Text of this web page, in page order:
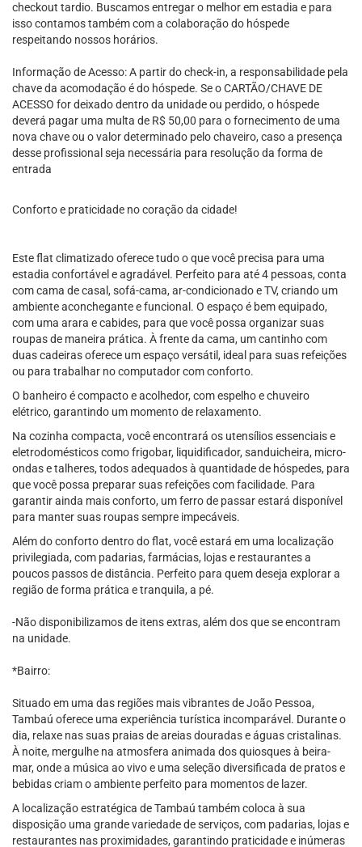
checkout tardio. Buscamos entregar o melhor em estadia e para
isso contamos também com a colaboração do hóspede
respeitando nossos horários.
Informação de Acesso: A partir do check-in, a responsabilidade pela
chave da acomodação é do hóspede. Se o CARTÃO/CHAVE DE
ACESSO for deixado dentro da unidade ou perdido, o hóspede
deverá pagar uma multa de R$ 50,00 para o fornecimento de uma
nova chave ou o valor determinado pelo chaveiro, caso a presença
desse profissional seja necessária para resolução da forma de
entrada
Conforto e praticidade no coração da cidade!
Este flat climatizado oferece tudo o que você precisa para uma
estadia confortável e agradável. Perfeito para até 4 pessoas, conta
com cama de casal, sofá-cama, ar-condicionado e TV, criando um
ambiente aconchegante e funcional. O espaço é bem equipado,
com uma arara e cabides, para que você possa organizar suas
roupas de maneira prática. À frente da cama, um cantinho com
duas cadeiras oferece um espaço versátil, ideal para suas refeições
ou para trabalhar no computador com conforto.
O banheiro é compacto e acolhedor, com espelho e chuveiro
elétrico, garantindo um momento de relaxamento.
Na cozinha compacta, você encontrará os utensílios essenciais e
eletrodomésticos como frigobar, liquidificador, sanduicheira, micro-
ondas e talheres, todos adequados à quantidade de hóspedes, para
que você possa preparar suas refeições com facilidade. Para
garantir ainda mais conforto, um ferro de passar estará disponível
para manter suas roupas sempre impecáveis.
Além do conforto dentro do flat, você estará em uma localização
privilegiada, com padarias, farmácias, lojas e restaurantes a
poucos passos de distância. Perfeito para quem deseja explorar a
região de forma prática e tranquila, a pé.
-Não disponibilizamos de itens extras, além dos que se encontram
na unidade.
*Bairro:
Situado em uma das regiões mais vibrantes de João Pessoa,
Tambaú oferece uma experiência turística incomparável. Durante o
dia, relaxe nas suas praias de areias douradas e águas cristalinas.
À noite, mergulhe na atmosfera animada dos quiosques à beira-
mar, onde a música ao vivo e uma seleção diversificada de pratos e
bebidas criam o ambiente perfeito para momentos de lazer.
A localização estratégica de Tambaú também coloca à sua
disposição uma grande variedade de serviços, com padarias, lojas e
restaurantes nas proximidades, garantindo praticidade e inúmeras